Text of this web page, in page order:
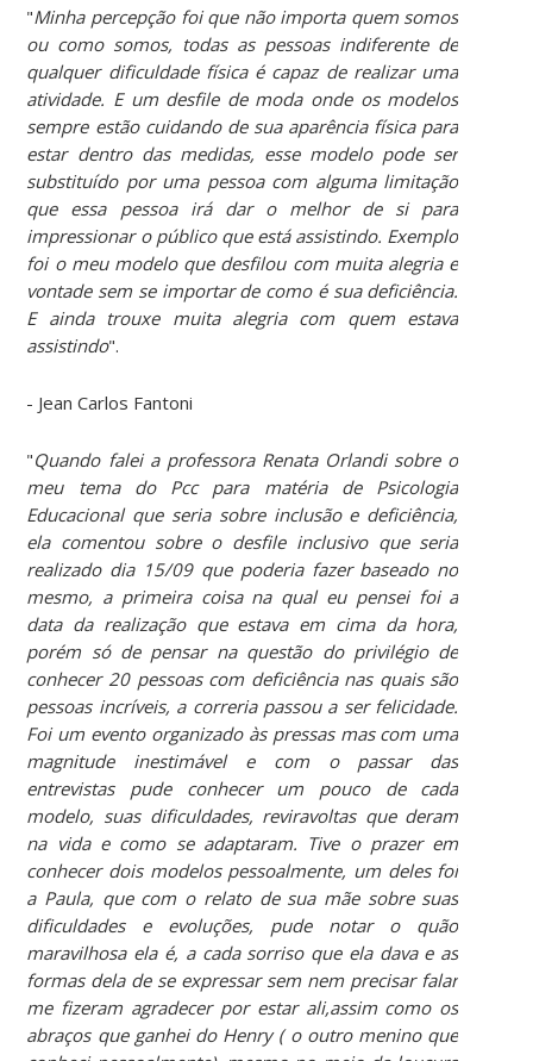
"Minha percepção foi que não importa quem somos
ou como somos, todas as pessoas indiferente de
qualquer dificuldade física é capaz de realizar uma
atividade. E um desfile de moda onde os modelos
sempre estão cuidando de sua aparência física para
estar dentro das medidas, esse modelo pode ser
substituído por uma pessoa com alguma limitação
que essa pessoa irá dar o melhor de si para
impressionar o público que está assistindo. Exemplo
foi o meu modelo que desfilou com muita alegria e
vontade sem se importar de como é sua deficiência.
E ainda trouxe muita alegria com quem estava
assistindo".
- Jean Carlos Fantoni
"Quando falei a professora Renata Orlandi sobre o
meu tema do Pcc para matéria de Psicologia
Educacional que seria sobre inclusão e deficiência,
ela comentou sobre o desfile inclusivo que seria
realizado dia 15/09 que poderia fazer baseado no
mesmo, a primeira coisa na qual eu pensei foi a
data da realização que estava em cima da hora,
porém só de pensar na questão do privilégio de
conhecer 20 pessoas com deficiência nas quais são
pessoas incríveis, a correria passou a ser felicidade.
Foi um evento organizado às pressas mas com uma
magnitude inestimável e com o passar das
entrevistas pude conhecer um pouco de cada
modelo, suas dificuldades, reviravoltas que deram
na vida e como se adaptaram. Tive o prazer em
conhecer dois modelos pessoalmente, um deles foi
a Paula, que com o relato de sua mãe sobre suas
dificuldades e evoluções, pude notar o quão
maravilhosa ela é, a cada sorriso que ela dava e as
formas dela de se expressar sem nem precisar falar
me fizeram agradecer por estar ali,assim como os
abraços que ganhei do Henry ( o outro menino que